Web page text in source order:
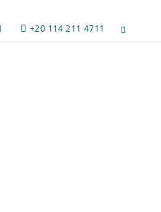
+20 114 211 4711